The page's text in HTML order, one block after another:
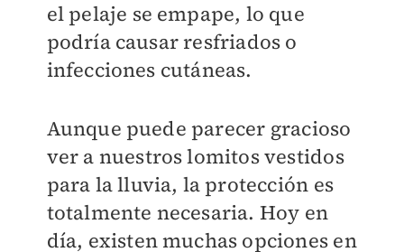
el pelaje se empape, lo que
podría causar resfriados o
infecciones cutáneas.
Aunque puede parecer gracioso
ver a nuestros lomitos vestidos
para la lluvia, la protección es
totalmente necesaria. Hoy en
día, existen muchas opciones en